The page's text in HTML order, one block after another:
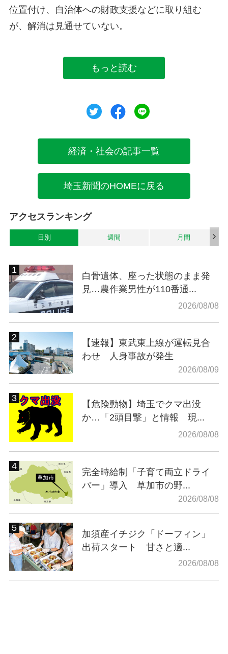
位置付け、自治体への財政支援などに取り組む
が、解消は見通せていない。
もっと読む
ツイートシェア
経済・社会の記事一覧
埼玉新聞のHOMEに戻る
アクセスランキング
日別 週間 月間
白骨遺体、座った状態のまま発
見…農作業男性が110番通...
2026/08/08
【速報】東武東上線が運転見合
わせ 人身事故が発生
2026/08/09
【危険動物】埼玉でクマ出没
か…「2頭目撃」と情報 現...
2026/08/08
完全時給制「子育て両立ドライ
バー」導入 草加市の野...
2026/08/08
加須産イチジク「ドーフィン」
出荷スタート 甘さと適...
2026/08/08